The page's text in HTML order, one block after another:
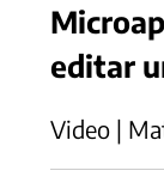
editar
Video |